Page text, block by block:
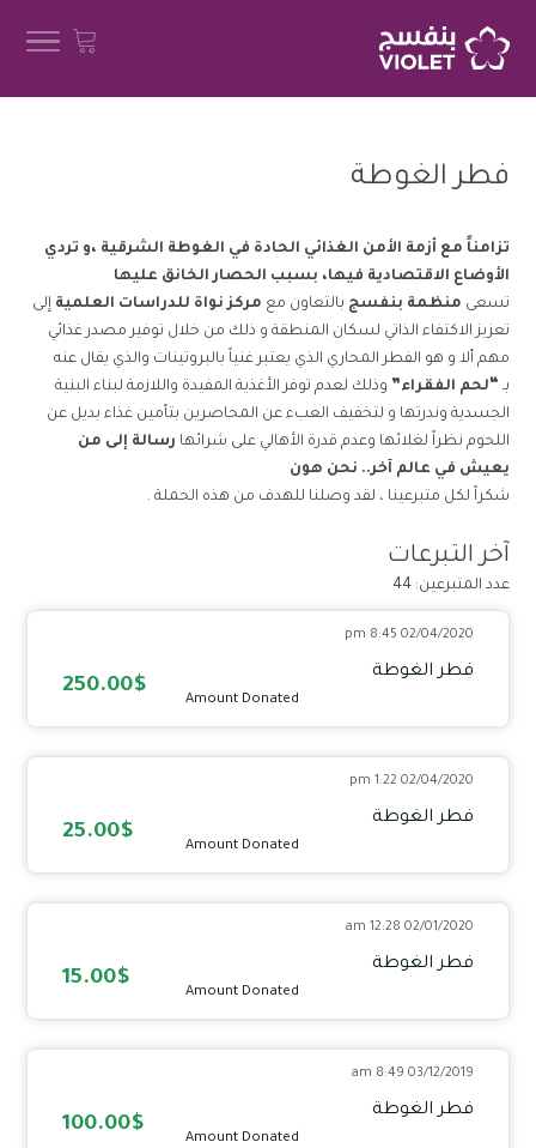
فطر الغوطة
تزامناً مع أزمة الأمن الغذائي الحادة في الغوطة الشرقية ،و تردي
الأوضاع الاقتصادية فيها، بسبب الحصار الخانق عليها
تسعى منظمة بنفسج بالتعاون مع مركز نواة للدراسات العلمية إلى
تعزيز الاكتفاء الذاتي لسكان المنطقة و ذلك من خلال توفير مصدر غذائي
مهم ألا و هو الفطر المحاري الذي يعتبر غنياً بالبروتينات والذي يقال عنه
بـ “لحم الفقراء” وذلك لعدم توفر الأغذية المفيدة واللازمة لبناء البنية
الجسدية وندرتها و لتخفيف العبء عن المحاصرين بتأمين غذاء بديل عن
اللحوم نظراً لغلائها وعدم قدرة الأهالي على شرائها رسالة إلى من
يعيش في عالم آخر.. نحن هون
شكراً لكل متبرعينا ، لقد وصلنا للهدف من هذه الحملة .
آخر التبرعات
عدد المتبرعين: 44
02/04/2020 8:45 pm
فطر الغوطة
Amount Donated
250.00$
02/04/2020 1:22 pm
فطر الغوطة
Amount Donated
25.00$
02/01/2020 12:28 am
فطر الغوطة
Amount Donated
15.00$
03/12/2019 8:49 am
فطر الغوطة
Amount Donated
100.00$